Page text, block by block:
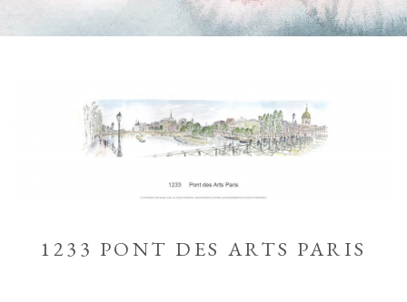
1233 PONT DES ARTS PARIS